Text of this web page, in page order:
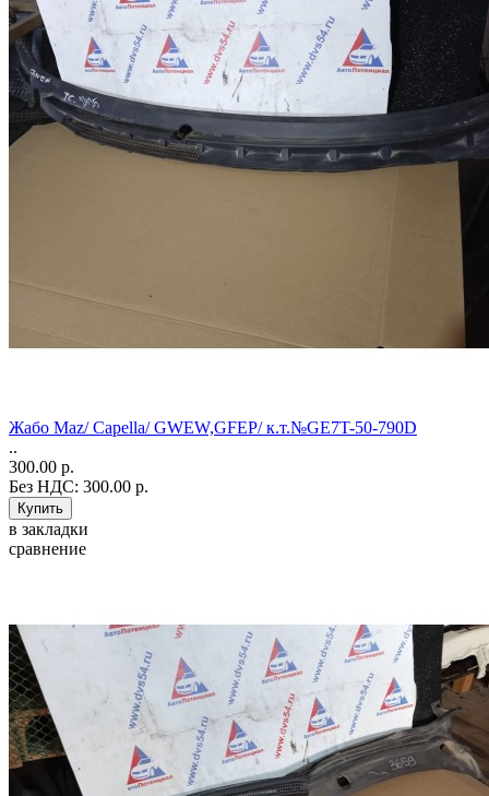
Жабо Maz/ Capella/ GWEW,GFEP/ к.т.№GE7T-50-790D
..
300.00 р.
Без НДС: 300.00 р.
в закладки
сравнение